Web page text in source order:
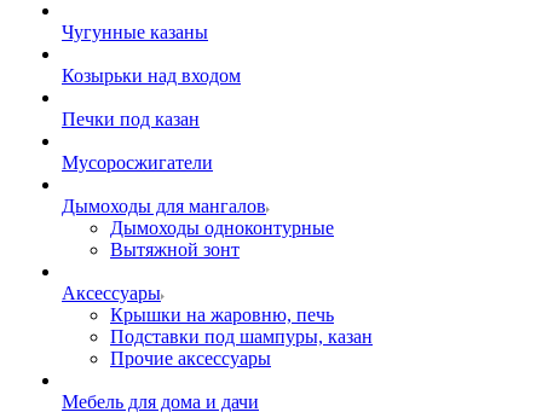
Чугунные казаны
Козырьки над входом
Печки под казан
Мусоросжигатели
Дымоходы для мангалов
Дымоходы одноконтурные
Вытяжной зонт
Аксессуары
Крышки на жаровню, печь
Подставки под шампуры, казан
Прочие аксессуары
Мебель для дома и дачи